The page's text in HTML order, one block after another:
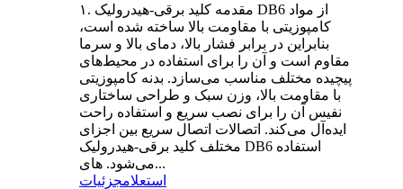
۱. مقدمه کلید برقی-هیدرولیک DB6 از مواد
کامپوزیتی با مقاومت بالا ساخته شده است،
بنابراین در برابر فشار بالا، دمای بالا و سرما
مقاوم است و آن را برای استفاده در محیط‌های
پیچیده مختلف مناسب می‌سازد. بدنه کامپوزیتی
با مقاومت بالا، وزن سبک و طراحی ساختاری
نفیس آن را برای نصب سریع و استفاده راحت
ایده‌آل می‌کند. اتصالات اتصال سریع بین اجزای
مختلف کلید برقی-هیدرولیک DB6 استفاده
می‌شود. های...
استعلامجزئیات